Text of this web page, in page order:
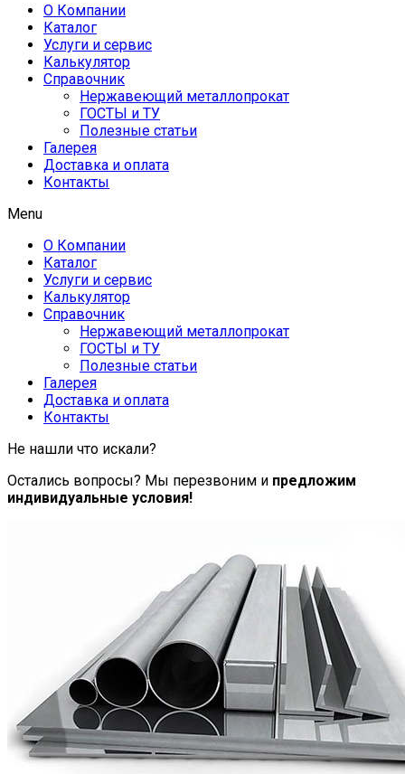
О Компании
Каталог
Услуги и сервис
Калькулятор
Справочник
Нержавеющий металлопрокат
ГОСТЫ и ТУ
Полезные статьи
Галерея
Доставка и оплата
Контакты
Menu
О Компании
Каталог
Услуги и сервис
Калькулятор
Справочник
Нержавеющий металлопрокат
ГОСТЫ и ТУ
Полезные статьи
Галерея
Доставка и оплата
Контакты
Не нашли что искали?
Остались вопросы? Мы перезвоним и предложим
индивидуальные условия!